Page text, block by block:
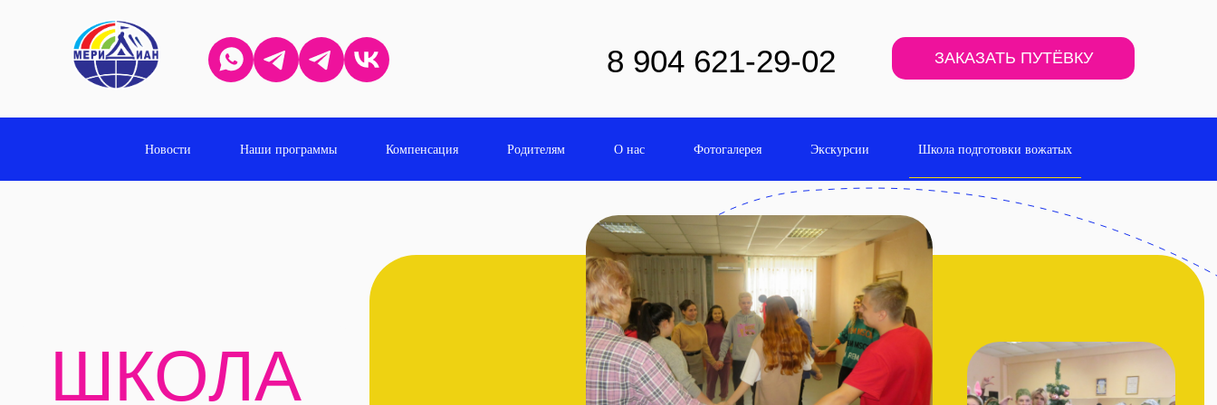
8 904 621-29-02 ЗАКАЗАТЬ ПУТЁВКУ
Новости Наши программы Компенсация Родителям О нас Фотогалерея Экскурсии Школа подготовки вожатых
ШКОЛА